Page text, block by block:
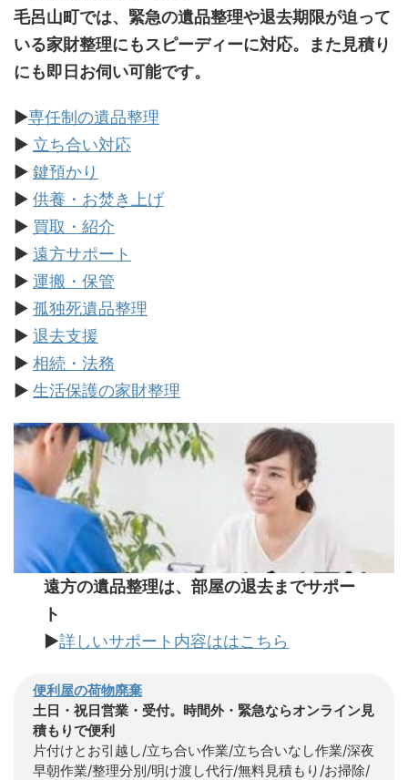
毛呂山町では、緊急の遺品整理や退去期限が迫って
いる家財整理にもスピーディーに対応。また見積り
にも即日お伺い可能です。
▶専任制の遺品整理
▶ 立ち合い対応
▶ 鍵預かり
▶ 供養・お焚き上げ
▶ 買取・紹介
▶ 遠方サポート
▶ 運搬・保管
▶ 孤独死遺品整理
▶ 退去支援
▶ 相続・法務
▶ 生活保護の家財整理
遠方の遺品整理は、部屋の退去までサポー
ト
▶詳しいサポート内容ははこちら
便利屋の荷物廃棄
土日・祝日営業・受付。時間外・緊急ならオンライン見
積もりで便利
片付けとお引越し/立ち合い作業/立ち合いなし作業/深夜
早朝作業/整理分別/明け渡し代行/無料見積もり/お掃除/